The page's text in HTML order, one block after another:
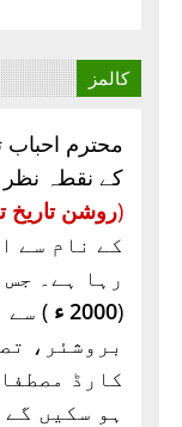
ڈویژنل
تحریک
انجمن
موجودہ
جنہوں
کالمز
محترم
کے نقطہ
(روشن تاریخ
کے نام سے
رہا ہے۔
(2000 ء
) سے
بروشئر،
کارڈ
ہو سکیں گے